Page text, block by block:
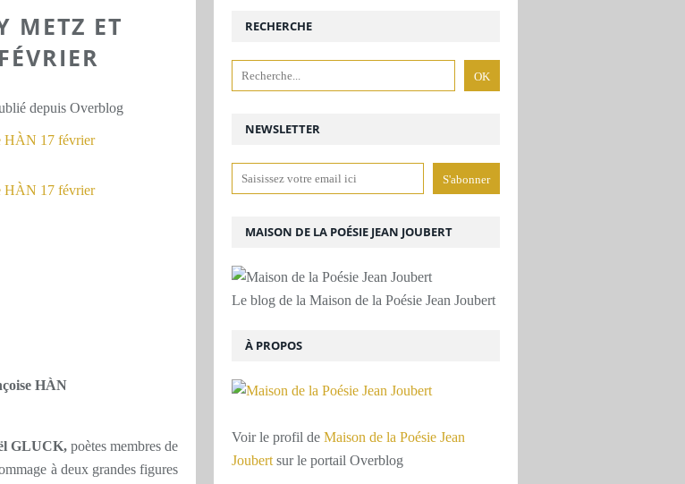
METZ ET
depuis Overblog
HÀN
GLUCK, poètes membres de
à deux grandes figures
NEWSLETTER
RECHERCHE
MAISON DE LA POÉSIE JEAN JOUBERT
Le blog de la Maison de la Poésie Jean Joubert
À PROPOS
Voir le profil de Maison de la Poésie Jean
Joubert sur le portail Overblog